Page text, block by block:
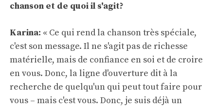
chanson et de quoi il s'agit?
Karina: « Ce qui rend la chanson très spéciale,
c'est son message. Il ne s'agit pas de richesse
matérielle, mais de confiance en soi et de croire
en vous. Donc, la ligne d'ouverture dit à la
recherche de quelqu'un qui peut tout faire pour
vous – mais c'est vous. Donc, je suis déjà un